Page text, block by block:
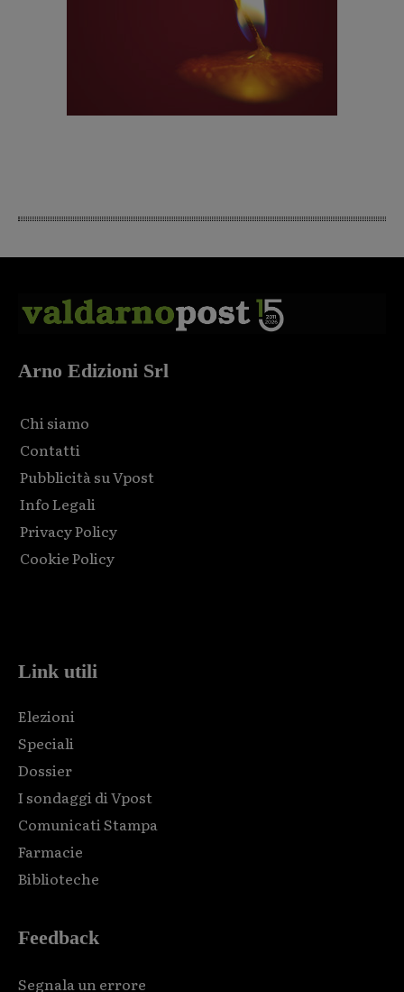
Arno Edizioni Srl
Chi siamo
Contatti
Pubblicità su Vpost
Info Legali
Privacy Policy
Cookie Policy
Link utili
Elezioni
Speciali
Dossier
I sondaggi di Vpost
Comunicati Stampa
Farmacie
Biblioteche
Feedback
Segnala un errore